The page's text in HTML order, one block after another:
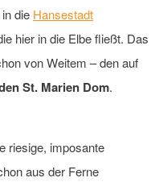
die Hansestadt
hier in die Elbe fließt. Das
von Weitem – den auf
St. Marien Dom.
riesige, imposante
aus der Ferne